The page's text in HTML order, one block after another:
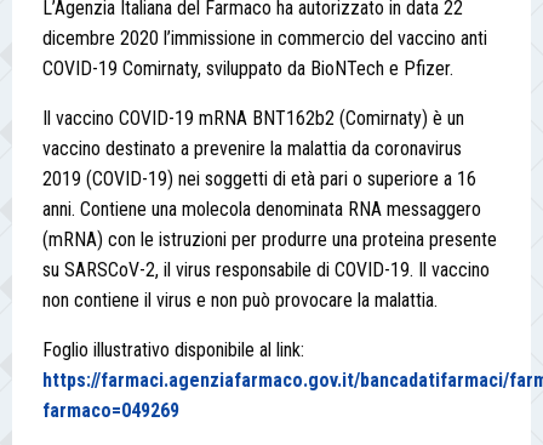
L’Agenzia Italiana del Farmaco ha autorizzato in data 22
dicembre 2020 l’immissione in commercio del vaccino anti
COVID-19 Comirnaty, sviluppato da BioNTech e Pfizer.
Il vaccino COVID-19 mRNA BNT162b2 (Comirnaty) è un
vaccino destinato a prevenire la malattia da coronavirus
2019 (COVID-19) nei soggetti di età pari o superiore a 16
anni. Contiene una molecola denominata RNA messaggero
(mRNA) con le istruzioni per produrre una proteina presente
su SARSCoV-2, il virus responsabile di COVID-19. Il vaccino
non contiene il virus e non può provocare la malattia.
Foglio illustrativo disponibile al link:
https://farmaci.agenziafarmaco.gov.it/bancadatifarmaci/
farmaco=049269